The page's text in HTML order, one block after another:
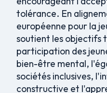
tolérance. En
européenne pour la
soutient les objectifs
participation des
bien-être mental,
sociétés inclusives,
constructive et